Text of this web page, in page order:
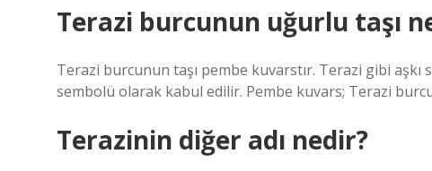
Terazi burcunun uğurlu taşı
Terazi burcunun taşı pembe kuvarstır. Terazi gibi
sembolü olarak kabul edilir. Pembe kuvars; Terazi
Terazinin diğer adı nedir?